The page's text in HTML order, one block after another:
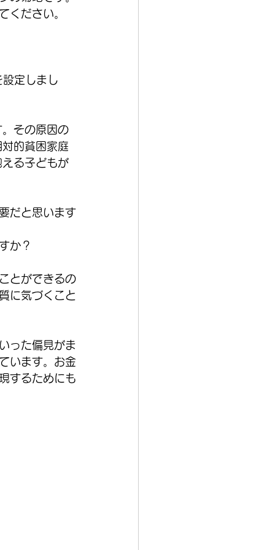
ください。
定しまし
その原因の
的貧困家庭
る子どもが
だと思います
か？
とができるの
に気づくこと
った偏見がま
います。お金
するためにも